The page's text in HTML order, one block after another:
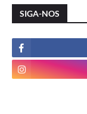
SIGA-NOS